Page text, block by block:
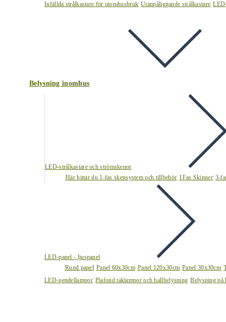
Infällda strålkastare för utomhusbruk Utanpåliggande strålkastare
Belysning inomhus
LED-strålkastare och strömskenor
Här hittar du 1-fas skensystem och tillbehör 1Fas Skinner 3-
LED-panel - ljuspanel
Rund panel Panel 60x30cm Panel 120x30cm Panel 30x30cm
LED-pendellampor Plafond taklampor och hallbelysning Belysning på